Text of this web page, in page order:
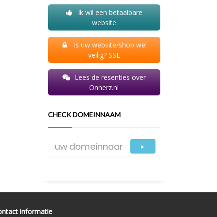
Ik wil een betaalbare
website
Is uw website/shop wel
veilig? SSL
Lees de resenties over
Onnerz.nl
CHECK DOMEINNAAM
►
informatie